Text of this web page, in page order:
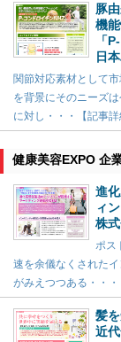
豚
機
「
日
関節対応素材として
を背景にそのニーズ
に対し・・・【記事詳
健康美容EXPO 企
進
ィ
株
ポス
速を余儀なくされた
がみえつつある・・・
髪
近